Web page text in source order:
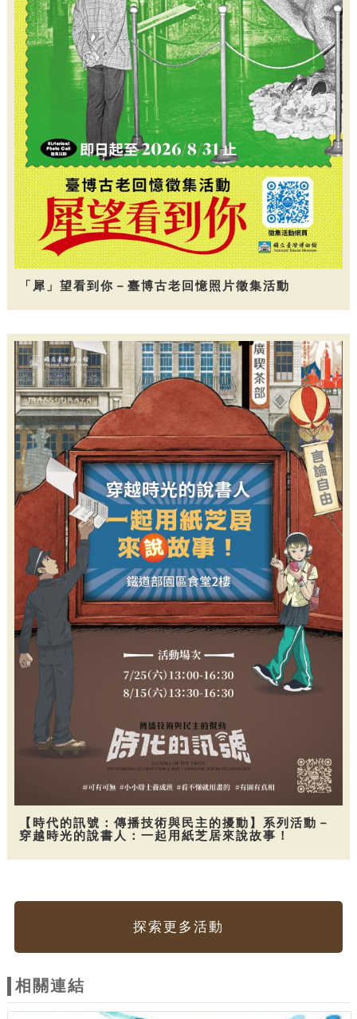
「犀」望看到你－臺博古老回憶照片徵集活動
【時代的訊號：傳播技術與民主的擾動】系列活動－
穿越時光的說書人：一起用紙芝居來說故事！
探索更多活動
相關連結